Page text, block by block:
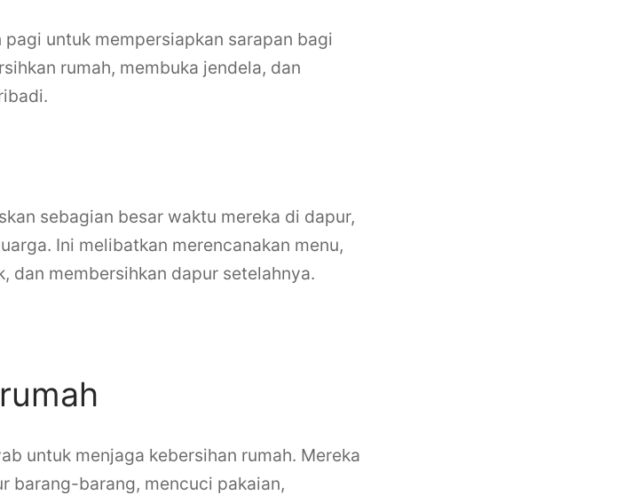
untuk mempersiapkan sarapan bagi
rumah, membuka jendela, dan
sebagian besar waktu mereka di dapur,
Ini melibatkan merencanakan menu,
dan membersihkan dapur setelahnya.
untuk menjaga kebersihan rumah. Mereka
barang-barang, mencuci pakaian,